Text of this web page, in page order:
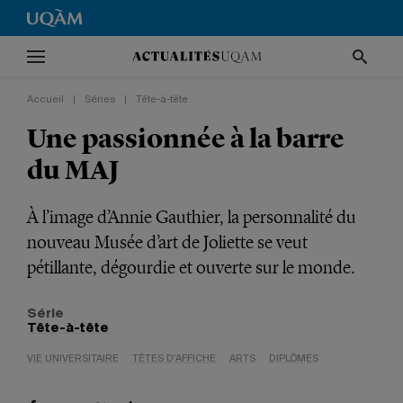
Accueil Séries Tête-à-tête
Une passionnée à la barre
du MAJ
À l’image d’Annie Gauthier, la personnalité du
nouveau Musée d’art de Joliette se veut
pétillante, dégourdie et ouverte sur le monde.
Série
Tête-à-tête
VIE UNIVERSITAIRE TÊTES D'AFFICHE ARTS DIPLÔMÉS